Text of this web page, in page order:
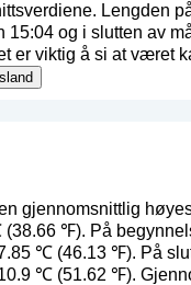
Lengden
15:04 og i slutten av
er viktig å si at været
gjennomsnittlig
℉). På
℃ (46.13 ℉). På
℃ (51.62 ℉).